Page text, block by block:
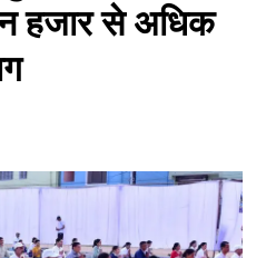
हजार से अधिक